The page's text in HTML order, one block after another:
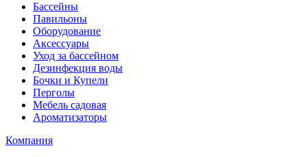
Бассейны
Павильоны
Оборудование
Аксессуары
Уход за бассейном
Дезинфекция воды
Бочки и Купели
Перголы
Мебель садовая
Ароматизаторы
Компания